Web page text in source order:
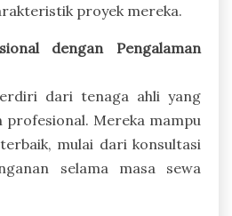
proyek mereka.
dengan Pengalaman
dari tenaga ahli yang
profesional. Mereka mampu
mulai dari konsultasi
selama masa sewa